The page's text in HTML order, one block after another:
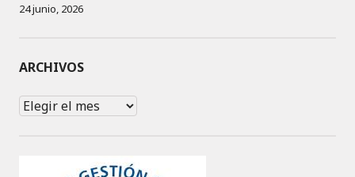
24 junio, 2026
ARCHIVOS
Archivos